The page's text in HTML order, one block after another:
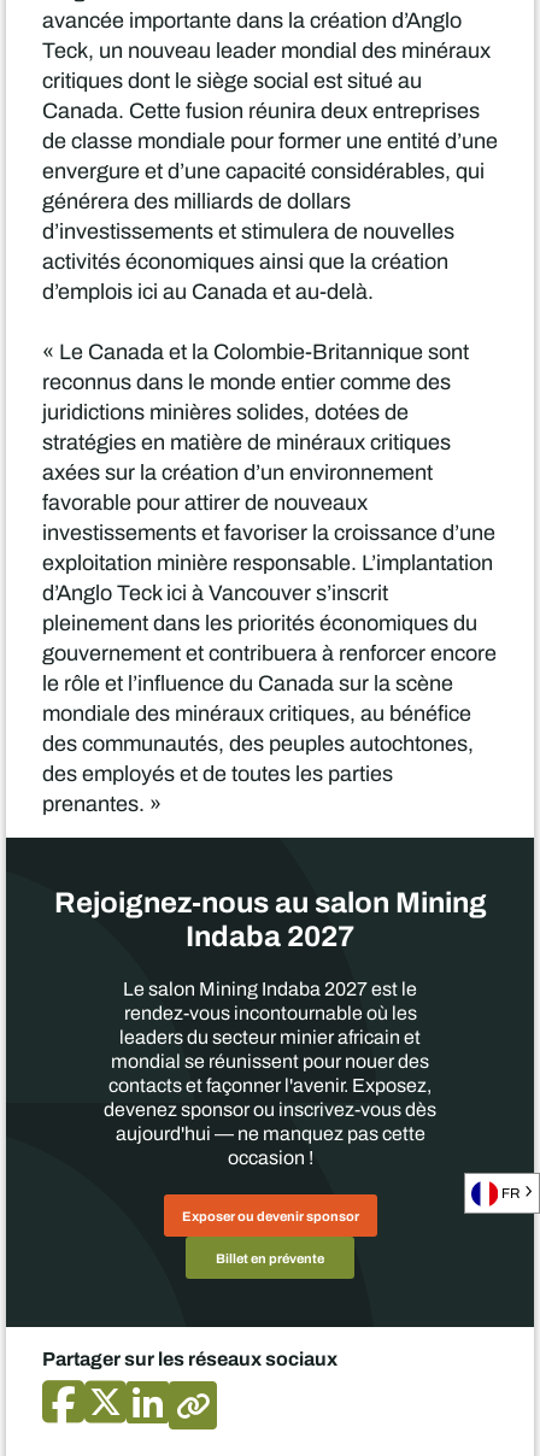
avancée importante dans la création d’Anglo
Teck, un nouveau leader mondial des minéraux
critiques dont le siège social est situé au
Canada. Cette fusion réunira deux entreprises
de classe mondiale pour former une entité d’une
envergure et d’une capacité considérables, qui
générera des milliards de dollars
d’investissements et stimulera de nouvelles
activités économiques ainsi que la création
d’emplois ici au Canada et au-delà.
« Le Canada et la Colombie-Britannique sont
reconnus dans le monde entier comme des
juridictions minières solides, dotées de
stratégies en matière de minéraux critiques
axées sur la création d’un environnement
favorable pour attirer de nouveaux
investissements et favoriser la croissance d’une
exploitation minière responsable. L’implantation
d’Anglo Teck ici à Vancouver s’inscrit
pleinement dans les priorités économiques du
gouvernement et contribuera à renforcer encore
le rôle et l’influence du Canada sur la scène
mondiale des minéraux critiques, au bénéfice
des communautés, des peuples autochtones,
des employés et de toutes les parties
prenantes. »
Rejoignez-nous au salon Mining
Indaba 2027
Le salon Mining Indaba 2027 est le
rendez-vous incontournable où les
leaders du secteur minier africain et
mondial se réunissent pour nouer des
contacts et façonner l'avenir. Exposez,
devenez sponsor ou inscrivez-vous dès
aujourd'hui — ne manquez pas cette
occasion !
Exposer ou devenir sponsor
Billet en prévente
Partager sur les réseaux sociaux
FR